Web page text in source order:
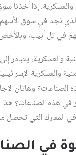
الوقت الذي نجد في سوق
تل أبيب، وبالأخص
والعسكرية، يتبادر
والعسكرية
وهاتان
في هذه الصناعات؟
المعارك التي تحصل
في